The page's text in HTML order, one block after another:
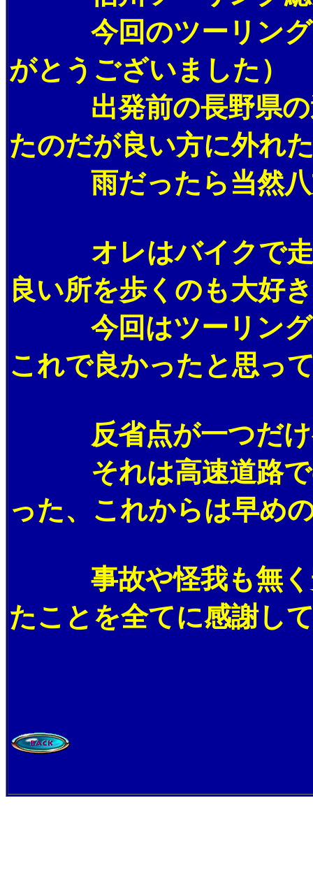
今回のツーリングで
がとうございました）
出発前の長野県の週
たのだが良い方に外れ
雨だったら当然八方
オレはバイクで走る
良い所を歩くのも大好
今回はツーリングと
これで良かったと思っ
反省点が一つだけ
それは高速道路での
った、これからは早め
事故や怪我も無く安
たことを全てに感謝し